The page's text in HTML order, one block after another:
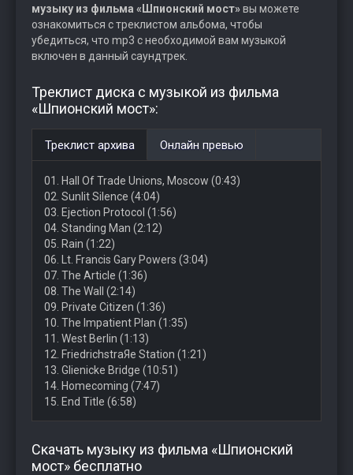
музыку из фильма «Шпионский мост»вы можете
ознакомиться с треклистом альбома, чтобы
убедиться, что mp3 с необходимой вам музыкой
включен в данный саундтрек.
Треклист диска с музыкой из фильма
«Шпионский мост»:
Треклист архива Онлайн превью
01. Hall Of Trade Unions, Moscow (0:43)
02. Sunlit Silence (4:04)
03. Ejection Protocol (1:56)
04. Standing Man (2:12)
05. Rain (1:22)
06. Lt. Francis Gary Powers (3:04)
07. The Article (1:36)
08. The Wall (2:14)
09. Private Citizen (1:36)
10. The Impatient Plan (1:35)
11. West Berlin (1:13)
12. FriedrichstraЯe Station (1:21)
13. Glienicke Bridge (10:51)
14. Homecoming (7:47)
15. End Title (6:58)
Скачать музыку из фильма «Шпионский
мост» бесплатно